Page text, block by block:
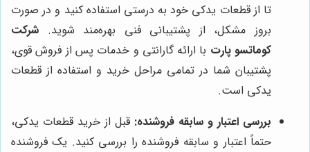
تا از قطعات یدکی خود به درستی استفاده کنید و در صورت
بروز مشکل، از پشتیبانی فنی بهره‌مند شوید. شرکت
کوماتسو پارت با ارائه گارانتی و خدمات پس از فروش قوی،
پشتیبان شما در تمامی مراحل خرید و استفاده از قطعات
یدکی است.
بررسی اعتبار و سابقه فروشنده: قبل از خرید قطعات یدکی،
حتماً اعتبار و سابقه فروشنده را بررسی کنید. یک فروشنده